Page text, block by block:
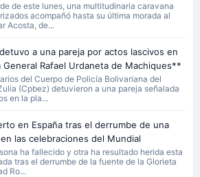
de este lunes, una multitudinaria caravana
acompañó hasta su última morada al
Acosta, de...
a una pareja por actos lascivos en
General Rafael Urdaneta de Machiques**
del Cuerpo de Policía Bolivariana del
(Cpbez) detuvieron a una pareja señalada
en la pla...
en España tras el derrumbe de una
las celebraciones del Mundial
ha fallecido y otra ha resultado herida esta
tras el derrumbe de la fuente de la Glorieta
Ro...